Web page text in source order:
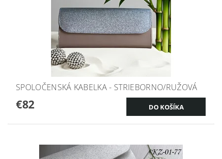
SPOLOČENSKÁ KABELKA - STRIEBORNO/RUŽOVÁ
€82